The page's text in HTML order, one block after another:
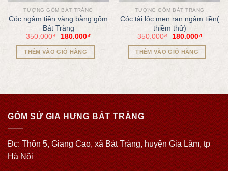
TƯỢNG GỐM BÁT TRÀNG
Cóc ngậm tiền vàng bằng gốm
Bát Tràng
350.000₫ 180.000₫
THÊM VÀO GIỎ HÀNG
TƯỢNG GỐM BÁT TRÀNG
Cóc tài lộc men rạn ngậm tiền(
thiềm thử)
350.000₫ 180.000₫
THÊM VÀO GIỎ HÀNG
GỐM SỨ GIA HƯNG BÁT TRÀNG
Đc: Thôn 5, Giang Cao, xã Bát Tràng, huyện Gia Lâm, tp
Hà Nội